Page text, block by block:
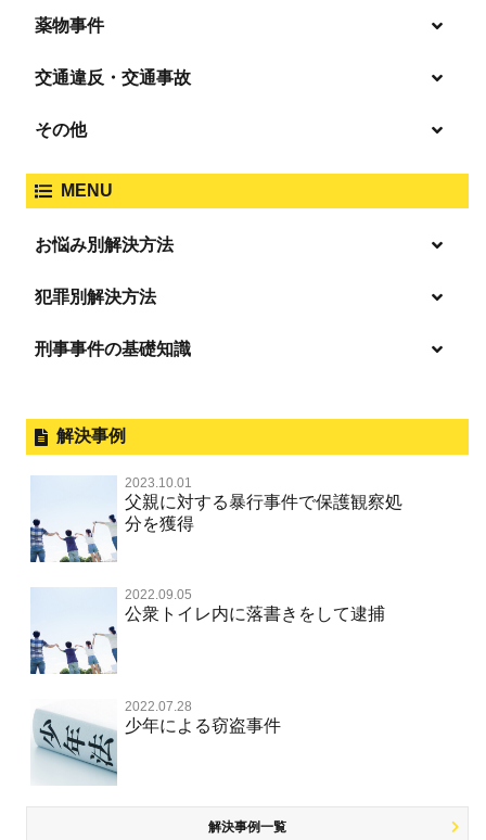
逮捕・監禁
業務妨害
公務執行妨害
盗撮・のぞき
強姦・準強姦
淫行・援助交際
公然わいせつ，わいせつ物頒布，淫
行勧誘罪
児童ポルノ・リベンジポルノ
詐欺
恐喝
薬物事件
危険ドラッグ
交通違反・交通事故
ひき逃げ・当て逃げ
危険運転行為等
自転車事故
その他
放火・失火
ネット犯罪
銃刀法違反
風営法・風適法違反
児童虐待・保護責任者遺棄
MENU
お悩み別解決方法
逮捕の不安や悩み
無実・無罪を証明してほしい
示談で解決してほしい
執行猶予にしてほしい
事件のことを秘密にしたい
被害届・告訴・告発されたら
犯罪別解決方法
事件別－暴力事件
過失致死・過失傷害
器物損壊
脅迫・強要
業務妨害罪
公務執行妨害罪
逮捕・監禁
暴行・傷害
略取・誘拐・人身売買
性犯罪 TOP
淫行・援助交際（児童買春、淫行条例、児童福祉法違反）
不同意性交等罪（旧 強制性交等罪，準強制性交等罪），
監護者性交等罪
不同意わいせつ（旧 強制わいせつ，準強制わいせつ）
公然わいせつ罪，わいせつ物頒布等罪，淫行勧誘罪
児童ポルノ リベンジポルノ
痴漢
盗撮，のぞき行為
事件別－財産犯
財産犯 TOP
横領 背任
窃盗罪
知的財産と刑事事件
恐喝
盗品売買・譲り受け等
事件別－薬物事件
薬物事件 TOP
覚せい剤
危険ドラッグ
大麻
麻薬及び向精神薬
事件別－交通違反・交通事故
交通違反・交通事故 TOP
交通事故 交通違反と刑事事件
自転車事故
人身事故・死亡事故
無免許運転
その他 TOP
児童虐待・保護責任者遺棄
住居侵入等
銃刀法違反
刑事事件の基礎知識
刑事裁判の概要・手続
公務員の逮捕・刑事事件
控訴・上告
国選弁護士と私選弁護士の違い
司法取引・刑事免責
取調べの注意点
少年事件の手続と特色
少年事件の処分
解決事例
2023.10.01
父親に対する暴行事件で保護観察処
分を獲得
2022.09.05
公衆トイレ内に落書きをして逮捕
2022.07.28
少年による窃盗事件
解決事例一覧